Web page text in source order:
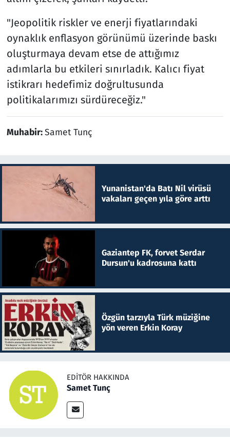
"Jeopolitik riskler ve enerji fiyatlarındaki
oynaklık enflasyon görünümü üzerinde baskı
oluşturmaya devam etse de attığımız
adımlarla bu etkileri sınırladık. Kalıcı fiyat
istikrarı hedefimiz doğrultusunda
politikalarımızı sürdüreceğiz."
Muhabir:Samet Tunç
Yunanistan'da Batı Nil virüsü
vakaları geçen yıla göre arttı
Gaziantep FK, forvet Serdar
Dursun'u kadrosuna kattı
Özgün tarzıyla Türk müziğine
yön veren Erkin Koray
EDITÖR HAKKINDA
Samet Tunç